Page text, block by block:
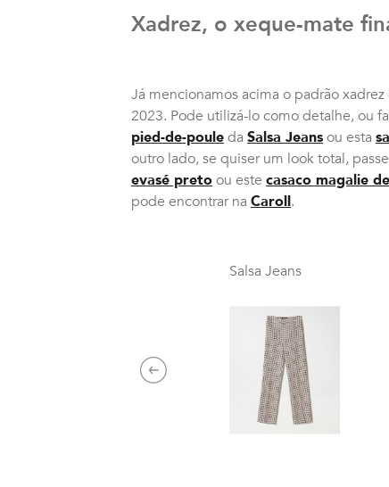
Xadrez, o xeque-mate
Já mencionamos acima o padrão
2023. Pode utilizá-lo como detalhe, ou
pied-de-pouleda Salsa Jeansou esta
outro lado, se quiser um look total,
evasé pretoou este casaco magalie
pode encontrar na Caroll.
Salsa Jeans
Previous